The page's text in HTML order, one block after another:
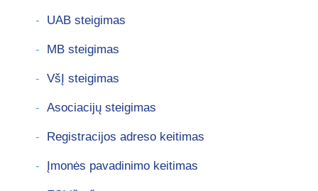
UAB steigimas
MB steigimas
VšĮ steigimas
Asociacijų steigimas
Registracijos adreso keitimas
Įmonės pavadinimo keitimas